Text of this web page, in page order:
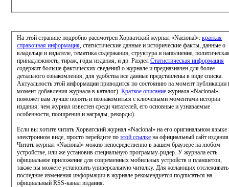
На этой странице подробно рассмотрен Хорватский журнал «Nacional»: краткая
справочная информация , статистические данные и исторические факты, данные о
владельце и издателе, тематика содержания, структура и наполнение,
принадлежность, тираж, годы издания, и др. Раздел Статистическая информация
содержит больше фактических сведений о журнале и предназначен для более
детального ознакомления, для удобства все данные представлены в виде списка.
Актуальность этой информации приводится по состоянию на момент публикации
момент добавления журнала в каталог). Краткое описание журнала «Nacional»
поможет вам лучше понять и познакомиться с ключевыми моментами истории
издания: чем журнал известен среди читателей, его основные и узнаваемые
особенности, поощрения и награды, рекорды).
Если вы хотите читать Хорватский журнал «Nacional» на его оригинальном языке
электронном виде, просто перейдите по этой ссылке на официальный сайт
Читать журнал «Nacional» можно непосредственно в вашем браузере на любом
устройстве, или же установив специальную программу-ридер. У журнала есть
официальное приложение для современных мобильных устройств и планшетов,
также вы можете установить универсальную читалку. Для желающих отслеживать
последние изменения информации в журнале рекомендуется подписаться на
официальный RSS-канал издания.